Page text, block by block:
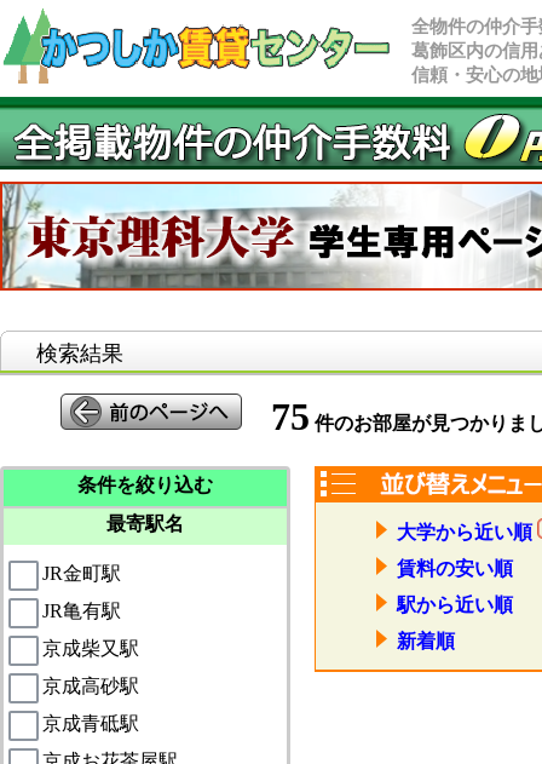
全物件の仲介
葛飾区内の信
信頼・安心の
検索結果
75 件のお部屋が見つかりま
条件を絞り込む
最寄駅名
JR金町駅
JR亀有駅
京成柴又駅
京成高砂駅
京成青砥駅
大学から近い順
賃料の安い順
駅から近い順
新着順